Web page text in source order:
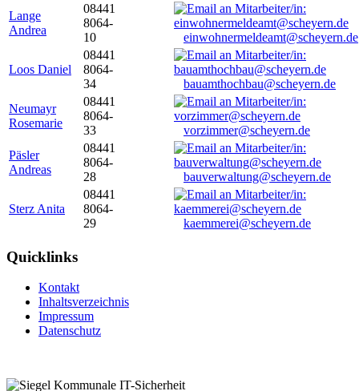
Lange
Andrea
08441
8064-
10
einwohnermeldeamt@scheyern.de
Loos Daniel
08441
8064-
34
bauamthochbau@scheyern.de
Neumayr
Rosemarie
08441
8064-
33
vorzimmer@scheyern.de
Päsler
Andreas
08441
8064-
28
bauverwaltung@scheyern.de
Sterz Anita
08441
8064-
29
kaemmerei@scheyern.de
Quicklinks
Kontakt
Inhaltsverzeichnis
Impressum
Datenschutz